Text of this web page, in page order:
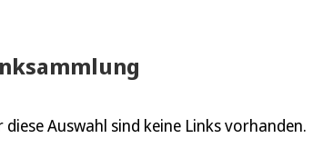
diese Auswahl sind keine Links vorhanden.